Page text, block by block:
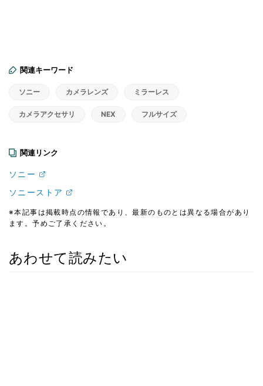
関連キーワード
ソニー カメラレンズ ミラーレス
カメラアクセサリ NEX フルサイズ
関連リンク
ソニー
ソニーストア
※本記事は掲載時点の情報であり、最新のものとは異なる場合があり
ます。予めご了承ください。
あわせて読みたい